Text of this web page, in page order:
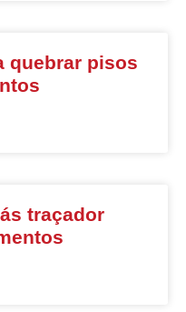
quebrar pisos
traçador